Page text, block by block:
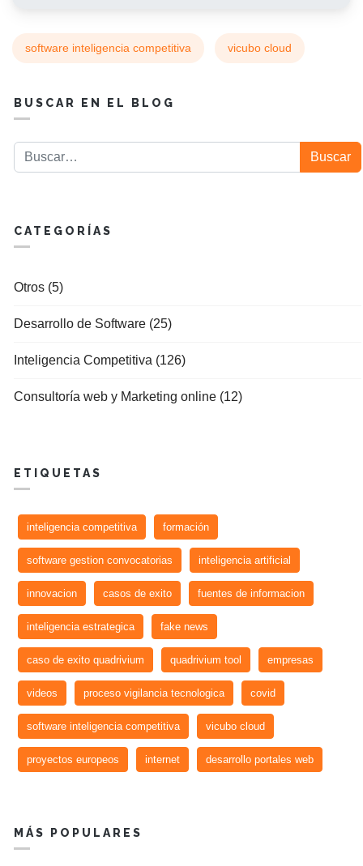
software inteligencia competitiva vicubo cloud
BUSCAR EN EL BLOG
Buscar Buscar
CATEGORÍAS
Otros (5)
Desarrollo de Software (25)
Inteligencia Competitiva (126)
Consultoría web y Marketing online (12)
ETIQUETAS
inteligencia competitiva formación
software gestion convocatorias inteligencia artificial
innovacion casos de exito fuentes de informacion
inteligencia estrategica fake news
caso de exito quadrivium quadrivium tool empresas
videos proceso vigilancia tecnologica covid
software inteligencia competitiva vicubo cloud
proyectos europeos internet desarrollo portales web
MÁS POPULARES